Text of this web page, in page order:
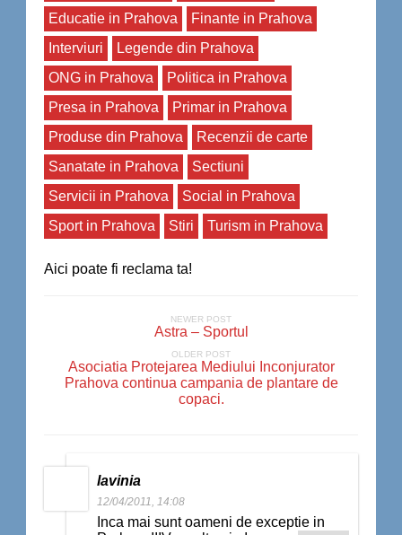
Educatie in Prahova
Finante in Prahova
Interviuri
Legende din Prahova
ONG in Prahova
Politica in Prahova
Presa in Prahova
Primar in Prahova
Produse din Prahova
Recenzii de carte
Sanatate in Prahova
Sectiuni
Servicii in Prahova
Social in Prahova
Sport in Prahova
Stiri Turism in Prahova
Aici poate fi reclama ta!
NEWER POST
Astra – Sportul
OLDER POST
Asociatia Protejarea Mediului Inconjurator
Prahova continua campania de plantare de
copaci.
lavinia
12/04/2011, 14:08
Inca mai sunt oameni de exceptie in